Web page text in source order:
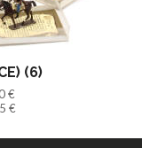
(6)
€
€